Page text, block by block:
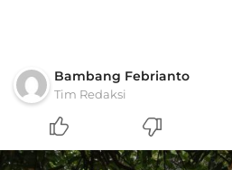
Bambang Febrianto
Tim Redaksi